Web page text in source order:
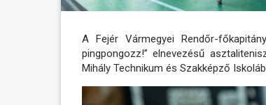
A Fejér Vármegyei Rendőr-
pingpongozz!” elnevezésű
Mihály Technikum és Szakképző